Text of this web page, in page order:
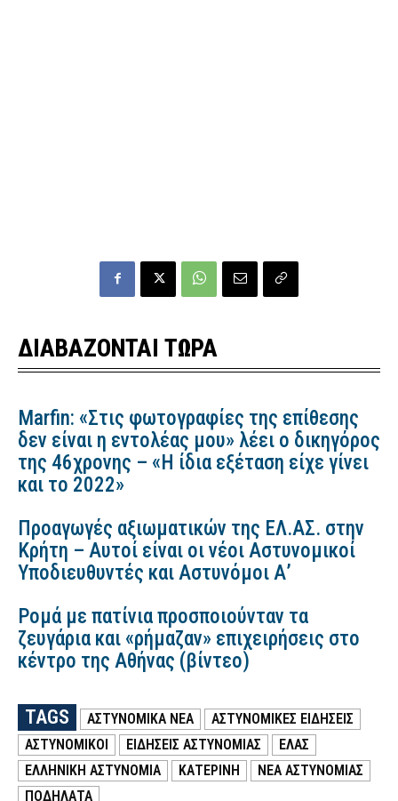
ΔΙΑΒΑΖΟΝΤΑΙ ΤΩΡΑ
Marfin: «Στις φωτογραφίες της επίθεσης
δεν είναι η εντολέας μου» λέει ο δικηγόρος
της 46χρονης – «Η ίδια εξέταση είχε γίνει
και το 2022»
Προαγωγές αξιωματικών της ΕΛ.ΑΣ. στην
Κρήτη – Αυτοί είναι οι νέοι Αστυνομικοί
Υποδιευθυντές και Αστυνόμοι Α’
Ρομά με πατίνια προσποιούνταν τα
ζευγάρια και «ρήμαζαν» επιχειρήσεις στο
κέντρο της Αθήνας (βίντεο)
TAGS ΑΣΤΥΝΟΜΙΚΑ ΝΕΑ
ΑΣΤΥΝΟΜΙΚΕΣ ΕΙΔΗΣΕΙΣ
ΑΣΤΥΝΟΜΙΚΟΙ
ΕΙΔΗΣΕΙΣ ΑΣΤΥΝΟΜΙΑΣ
ΕΛΑΣ
ΕΛΛΗΝΙΚΗ ΑΣΤΥΝΟΜΙΑ
ΚΑΤΕΡΙΝΗ
ΝΕΑ ΑΣΤΥΝΟΜΙΑΣ
ΠΟΔΗΛΑΤΑ